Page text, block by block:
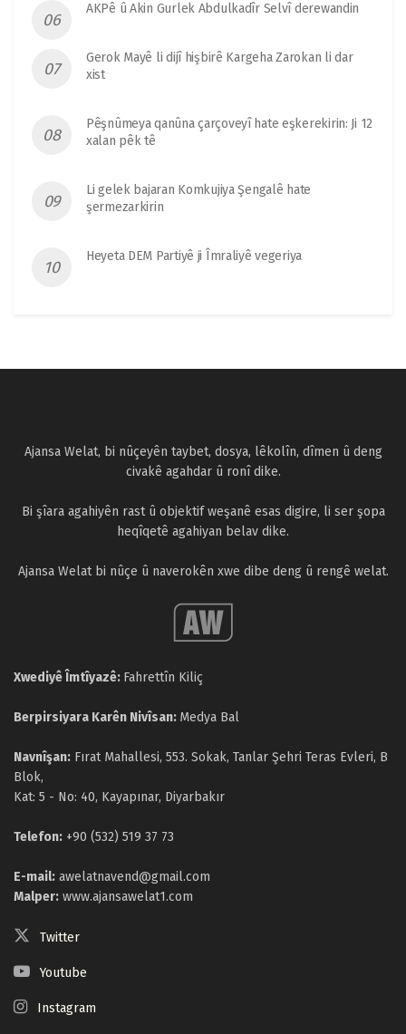
AKPê û Akin Gurlek Abdulkadîr Selvî derewandin
Gerok Mayê li dijî hişbirê Kargeha Zarokan li dar
xist
Pêşnûmeya qanûna çarçoveyî hate eşkerekirin: Ji 12
xalan pêk tê
Li gelek bajaran Komkujiya Şengalê hate
şermezarkirin
Heyeta DEM Partiyê ji Îmraliyê vegeriya
Ajansa Welat, bi nûçeyên taybet, dosya, lêkolîn, dîmen û deng
civakê agahdar û ronî dike.
Bi şîara agahiyên rast û objektif weşanê esas digire, li ser şopa
heqîqetê agahiyan belav dike.
Ajansa Welat bi nûçe û naverokên xwe dibe deng û rengê welat.
Xwediyê Îmtîyazê: Fahrettîn Kiliç
Berpirsiyara Karên Nivîsan: Medya Bal
Navnîşan: Fırat Mahallesi, 553. Sokak, Tanlar Şehri Teras Evleri, B
Blok,
Kat: 5 - No: 40, Kayapınar, Diyarbakır
Telefon: +90 (532) 519 37 73
E-mail: awelatnavend@gmail.com
Malper: www.ajansawelat1.com
Twitter
Youtube
Instagram